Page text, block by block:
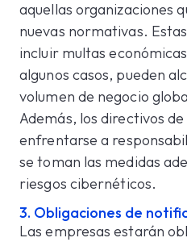
aquellas organizaciones
nuevas normativas.
incluir multas
algunos casos, pueden
volumen de negocio
Además, los directivos
enfrentarse a
se toman las medidas
riesgos cibernéticos.
3. Obligaciones de
Las empresas estarán